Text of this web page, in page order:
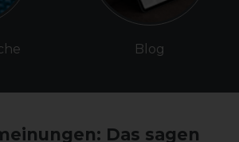
Blog
Das sagen